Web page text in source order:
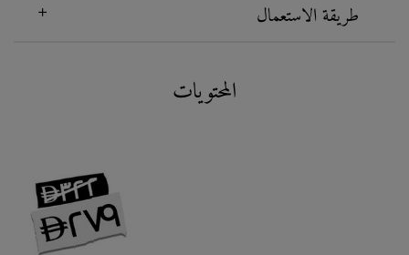
طريقة الاستعمال
المحتويات